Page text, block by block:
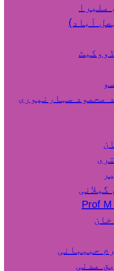
ملیرا
آباد)
محمود سہارنپوری
Prof M
حبیبانی
مدنی